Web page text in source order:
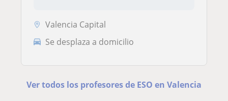
Valencia Capital
Se desplaza a domicilio
Ver todos los profesores de ESO en Valencia